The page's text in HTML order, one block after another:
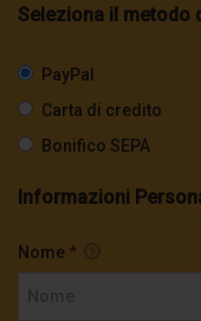
Seleziona il metodo
PayPal
Carta di credito
Bonifico SEPA
Informazioni
Nome *